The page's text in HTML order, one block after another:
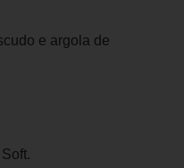
e argola de